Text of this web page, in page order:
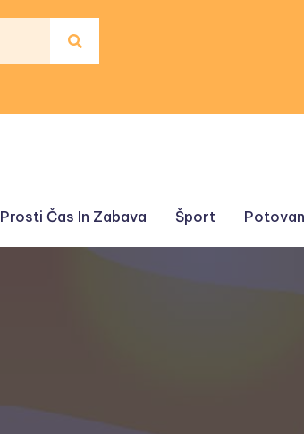
Prosti Čas In Zabava Šport